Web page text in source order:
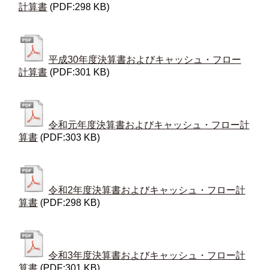
計算書 (PDF:298 KB)
平成30年度決算書およびキャッシュ・フロー
計算書 (PDF:301 KB)
令和元年度決算書およびキャッシュ・フロー計
算書 (PDF:303 KB)
令和2年度決算書およびキャッシュ・フロー計
算書 (PDF:298 KB)
令和3年度決算書およびキャッシュ・フロー計
算書 (PDF:301 KB)